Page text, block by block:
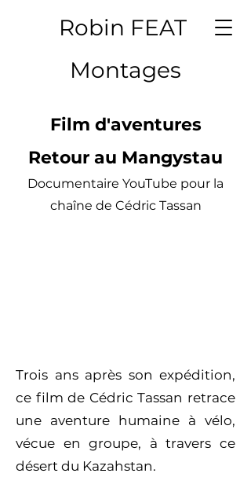
Robin FEAT
Montages
Film d'aventures
Retour au Mangystau
Documentaire YouTube pour la
chaîne de Cédric Tassan
Trois ans après son expédition,
ce film de Cédric Tassan retrace
une aventure humaine à vélo,
vécue en groupe, à travers ce
désert du Kazahstan.